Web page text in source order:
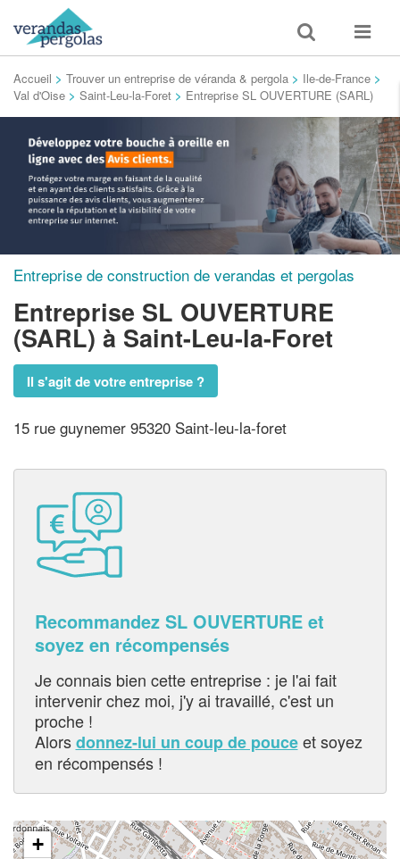
Toggle
search
Toggle
Accueil > Trouver un entreprise de véranda & pergola > Ile-de-France >
Val d'Oise > Saint-Leu-la-Foret > Entreprise SL OUVERTURE (SARL)
Entreprise de construction de verandas et pergolas
Entreprise SL OUVERTURE
(SARL) à Saint-Leu-la-Foret
Il s'agit de votre entreprise ?
15 rue guynemer 95320 Saint-leu-la-foret
Recommandez SL OUVERTURE et
soyez en récompensés
Je connais bien cette entreprise : je l'ai fait
intervenir chez moi, j'y ai travaillé, c'est un
proche !
Alorsdonnez-lui un coup de pouceet soyez
en récompensés !
+